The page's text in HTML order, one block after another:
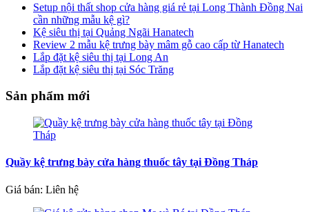
Setup nội thất shop cửa hàng giá rẻ tại Long Thành Đồng Nai
cần những mẫu kệ gì?
Kệ siêu thị tại Quảng Ngãi Hanatech
Review 2 mẫu kệ trưng bày mâm gỗ cao cấp từ Hanatech
Lắp đặt kệ siêu thị tại Long An
Lắp đặt kệ siêu thị tại Sóc Trăng
Sản phẩm mới
Quầy kệ trưng bày cửa hàng thuốc tây tại Đồng Tháp
Giá bán: Liên hệ